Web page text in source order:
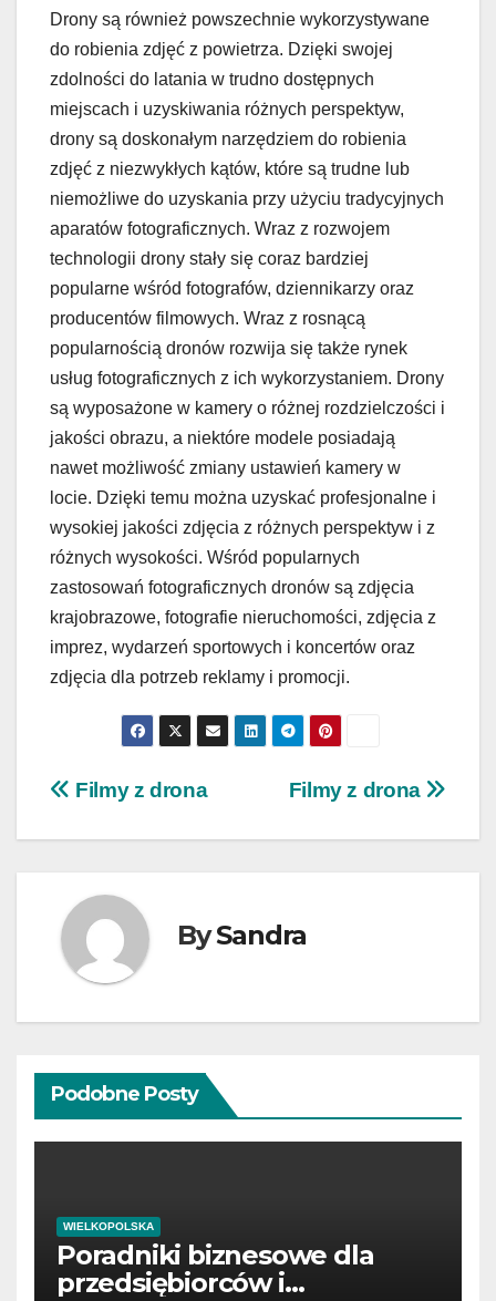
Drony są również powszechnie wykorzystywane
do robienia zdjęć z powietrza. Dzięki swojej
zdolności do latania w trudno dostępnych
miejscach i uzyskiwania różnych perspektyw,
drony są doskonałym narzędziem do robienia
zdjęć z niezwykłych kątów, które są trudne lub
niemożliwe do uzyskania przy użyciu tradycyjnych
aparatów fotograficznych. Wraz z rozwojem
technologii drony stały się coraz bardziej
popularne wśród fotografów, dziennikarzy oraz
producentów filmowych. Wraz z rosnącą
popularnością dronów rozwija się także rynek
usług fotograficznych z ich wykorzystaniem. Drony
są wyposażone w kamery o różnej rozdzielczości i
jakości obrazu, a niektóre modele posiadają
nawet możliwość zmiany ustawień kamery w
locie. Dzięki temu można uzyskać profesjonalne i
wysokiej jakości zdjęcia z różnych perspektyw i z
różnych wysokości. Wśród popularnych
zastosowań fotograficznych dronów są zdjęcia
krajobrazowe, fotografie nieruchomości, zdjęcia z
imprez, wydarzeń sportowych i koncertów oraz
zdjęcia dla potrzeb reklamy i promocji.
Nawigacja
wpisu
Filmy z drona
Filmy z drona
BySandra
Podobne Posty
WIELKOPOLSKA
Poradniki biznesowe dla
przedsiębiorców i